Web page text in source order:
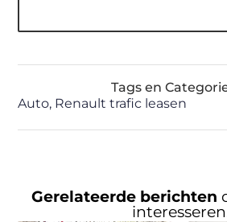
Tags en
Auto, Renault trafic leasen
Gerelateerde berichten